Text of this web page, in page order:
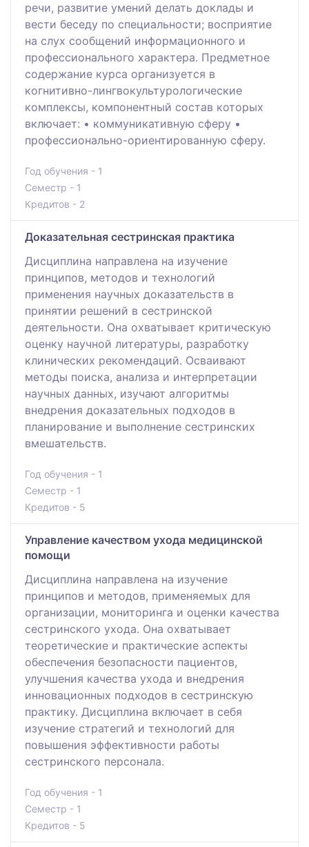
речи, развитие умений делать доклады и
вести беседу по специальности; восприятие
на слух сообщений информационного и
профессионального характера. Предметное
содержание курса организуется в
когнитивно-лингвокультурологические
комплексы, компонентный состав которых
включает: • коммуникативную сферу •
профессионально-ориентированную сферу.
Год обучения - 1
Семестр - 1
Кредитов - 2
Доказательная сестринская практика
Дисциплина направлена на изучение
принципов, методов и технологий
применения научных доказательств в
принятии решений в сестринской
деятельности. Она охватывает критическую
оценку научной литературы, разработку
клинических рекомендаций. Осваивают
методы поиска, анализа и интерпретации
научных данных, изучают алгоритмы
внедрения доказательных подходов в
планирование и выполнение сестринских
вмешательств.
Год обучения - 1
Семестр - 1
Кредитов - 5
Управление качеством ухода медицинской
помощи
Дисциплина направлена на изучение
принципов и методов, применяемых для
организации, мониторинга и оценки качества
сестринского ухода. Она охватывает
теоретические и практические аспекты
обеспечения безопасности пациентов,
улучшения качества ухода и внедрения
инновационных подходов в сестринскую
практику. Дисциплина включает в себя
изучение стратегий и технологий для
повышения эффективности работы
сестринского персонала.
Год обучения - 1
Семестр - 1
Кредитов - 5